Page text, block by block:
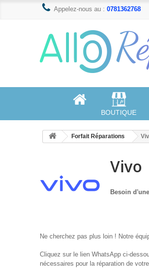
Appelez-nous au : 0781362768
BOUTIQUE
Forfait Réparations
Vivo
Besoin
Ne cherchez pas plus loin ! Notre
Cliquez sur le lien WhatsApp ci-
nécessaires pour la réparation de